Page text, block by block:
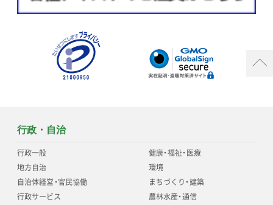
行政・自治
行政一般
地方自治
自治体経営・官民協働
行政サービス
健康・福祉・医療
環境
まちづくり・建築
農林水産・通信